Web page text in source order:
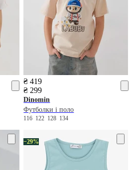
₴ 419
₴ 299
Dinomin
Футболки і поло
116 122 128 134
−29%